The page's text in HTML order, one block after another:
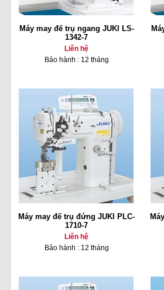
Máy may đế trụ ngang JUKI LS-
1342-7
Liên hệ
Bảo hành : 12 tháng
Máy may đế trụ đứng JUKI PLC-
1710-7
Liên hệ
Bảo hành : 12 tháng